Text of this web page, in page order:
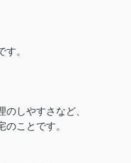
。
しやすさなど、
ことです。